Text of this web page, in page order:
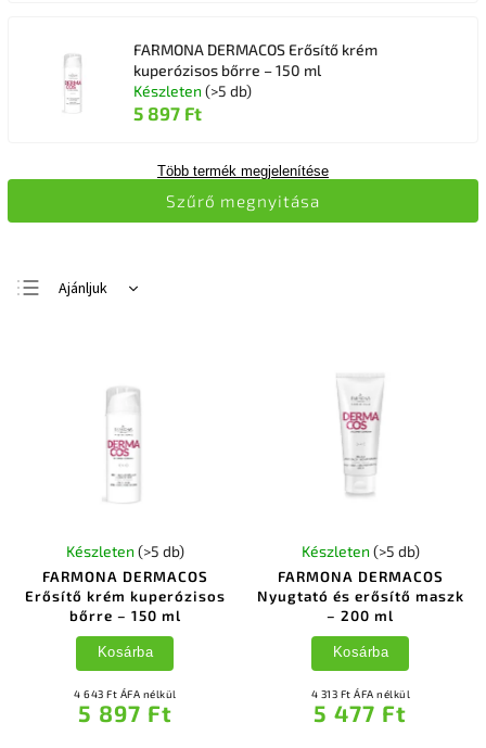
FARMONA DERMACOS Erősítő krém
kuperózisos bőrre – 150 ml
Készleten (>5 db)
5 897 Ft
Több termék megjelenítése
Ajánljuk
Legnépszerűbb
ABC szerint
Szűrő megnyitása
FARMONA DERMACOS
Erősítő krém kuperózisos
bőrre – 150 ml
Készleten (>5 db)
4 643 Ft ÁFA nélkül
5 897 Ft
Kosárba
FARMONA DERMACOS
Nyugtató és erősítő maszk
– 200 ml
Készleten (>5 db)
4 313 Ft ÁFA nélkül
5 477 Ft
Kosárba